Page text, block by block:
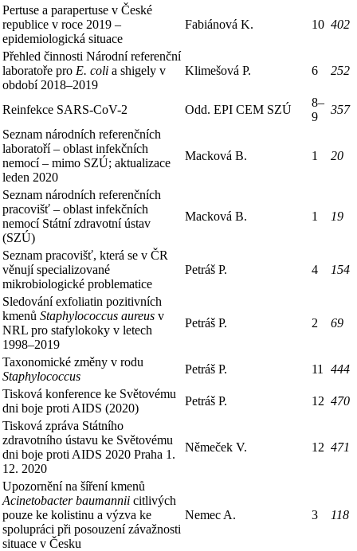
Pertuse a parapertuse v České
republice v roce 2019 –
epidemiologická situace
Fabiánová K. 10 402
Přehled činnosti Národní referenční
laboratoře pro E. coli a shigely v
období 2018–2019
Klimešová P. 6 252
Reinfekce SARS-CoV-2 Odd. EPI CEM SZÚ
8–
9
357
Seznam národních referenčních
laboratoří – oblast infekčních
nemocí – mimo SZÚ; aktualizace
leden 2020
Macková B. 1 20
Seznam národních referenčních
pracovišť – oblast infekčních
nemocí Státní zdravotní ústav
(SZÚ)
Macková B. 1 19
Seznam pracovišť, která se v ČR
věnují specializované
mikrobiologické problematice
Petráš P. 4 154
Sledování exfoliatin pozitivních
kmenů Staphylococcus aureus v
NRL pro stafylokoky v letech
1998–2019
Petráš P. 2 69
Taxonomické změny v rodu
Staphylococcus
Petráš P. 11
444
Tisková konference ke Světovému
dni boje proti AIDS (2020)
Petráš P. 12 470
Tisková zpráva Státního
zdravotního ústavu ke Světovému
dni boje proti AIDS 2020 Praha 1.
12. 2020
Němeček V. 12 471
Upozornění na šíření kmenů
Acinetobacter baumannii citlivých
pouze ke kolistinu a výzva ke
spolupráci při posouzení závažnosti
situace v Česku
Nemec A. 3 118